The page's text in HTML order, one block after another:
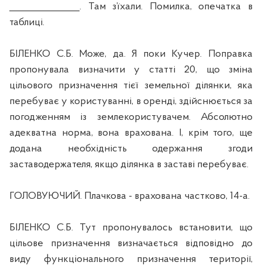
_______________. Там з’їхали. Помилка, опечатка в
таблиці.
БІЛЕНКО С.Б. Може, да. Я поки Кучер. Поправка
пропонувала визначити у статті 20, що зміна
цільового призначення тієї земельної ділянки, яка
перебуває у користуванні, в оренді, здійснюється за
погодженням із землекористувачем. Абсолютно
адекватна норма, вона врахована. І, крім того, ще
додана необхідність одержання згоди
заставодержателя, якщо ділянка в заставі перебуває.
ГОЛОВУЮЧИЙ. Плачкова - врахована частково, 14-а.
БІЛЕНКО С.Б. Тут пропонувалось встановити, що
цільове призначення визначається відповідно до
виду функціонального призначення території,